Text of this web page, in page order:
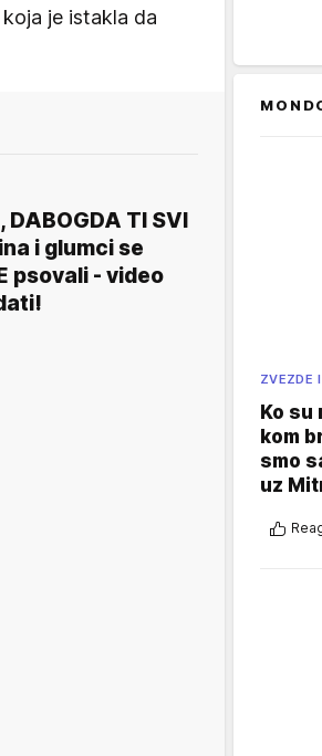
koja je istakla da
DABOGDA TI SVI
i glumci se
psovali - video
ZVEZDE
Ko su
kom
smo
uz